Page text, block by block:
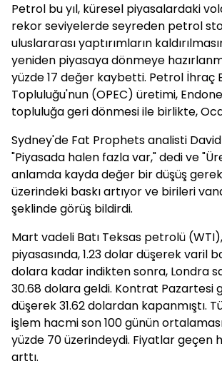
Petrol bu yıl, küresel piyasalardaki
rekor seviyelerde seyreden petrol
uluslararası yaptırımların
yeniden piyasaya dönmeye
yüzde 17 değer kaybetti. Petrol İhraç
Topluluğu'nun (OPEC) üretimi,
topluluğa geri dönmesi ile birlikte,
Sydney'de Fat Prophets analisti
"Piyasada halen fazla var," dedi ve
anlamda kayda değer bir düşüş
üzerindeki baskı artıyor ve birileri
şeklinde görüş bildirdi.
Mart vadeli Batı Teksas petrolü
piyasasında, 1.23 dolar düşerek varil
dolara kadar indikten sonra, Londra
30.68 dolara geldi. Kontrat Pazartesi
düşerek 31.62 dolardan kapanmıştı.
işlem hacmi son 100 günün
yüzde 70 üzerindeydi. Fiyatlar geçen
arttı.